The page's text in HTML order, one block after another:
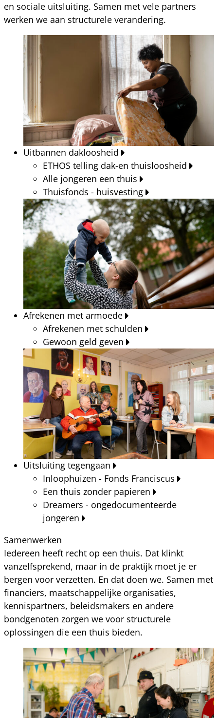
en sociale uitsluiting. Samen met vele partners
werken we aan structurele verandering.
Uitbannen dakloosheid
ETHOS telling dak-en thuisloosheid
Alle jongeren een thuis
Thuisfonds - huisvesting
Afrekenen met armoede
Afrekenen met schulden
Gewoon geld geven
Uitsluiting tegengaan
Inloophuizen - Fonds Franciscus
Een thuis zonder papieren
Dreamers - ongedocumenteerde
jongeren
Samenwerken
Iedereen heeft recht op een thuis. Dat klinkt
vanzelfsprekend, maar in de praktijk moet je er
bergen voor verzetten. En dat doen we. Samen met
financiers, maatschappelijke organisaties,
kennispartners, beleidsmakers en andere
bondgenoten zorgen we voor structurele
oplossingen die een thuis bieden.